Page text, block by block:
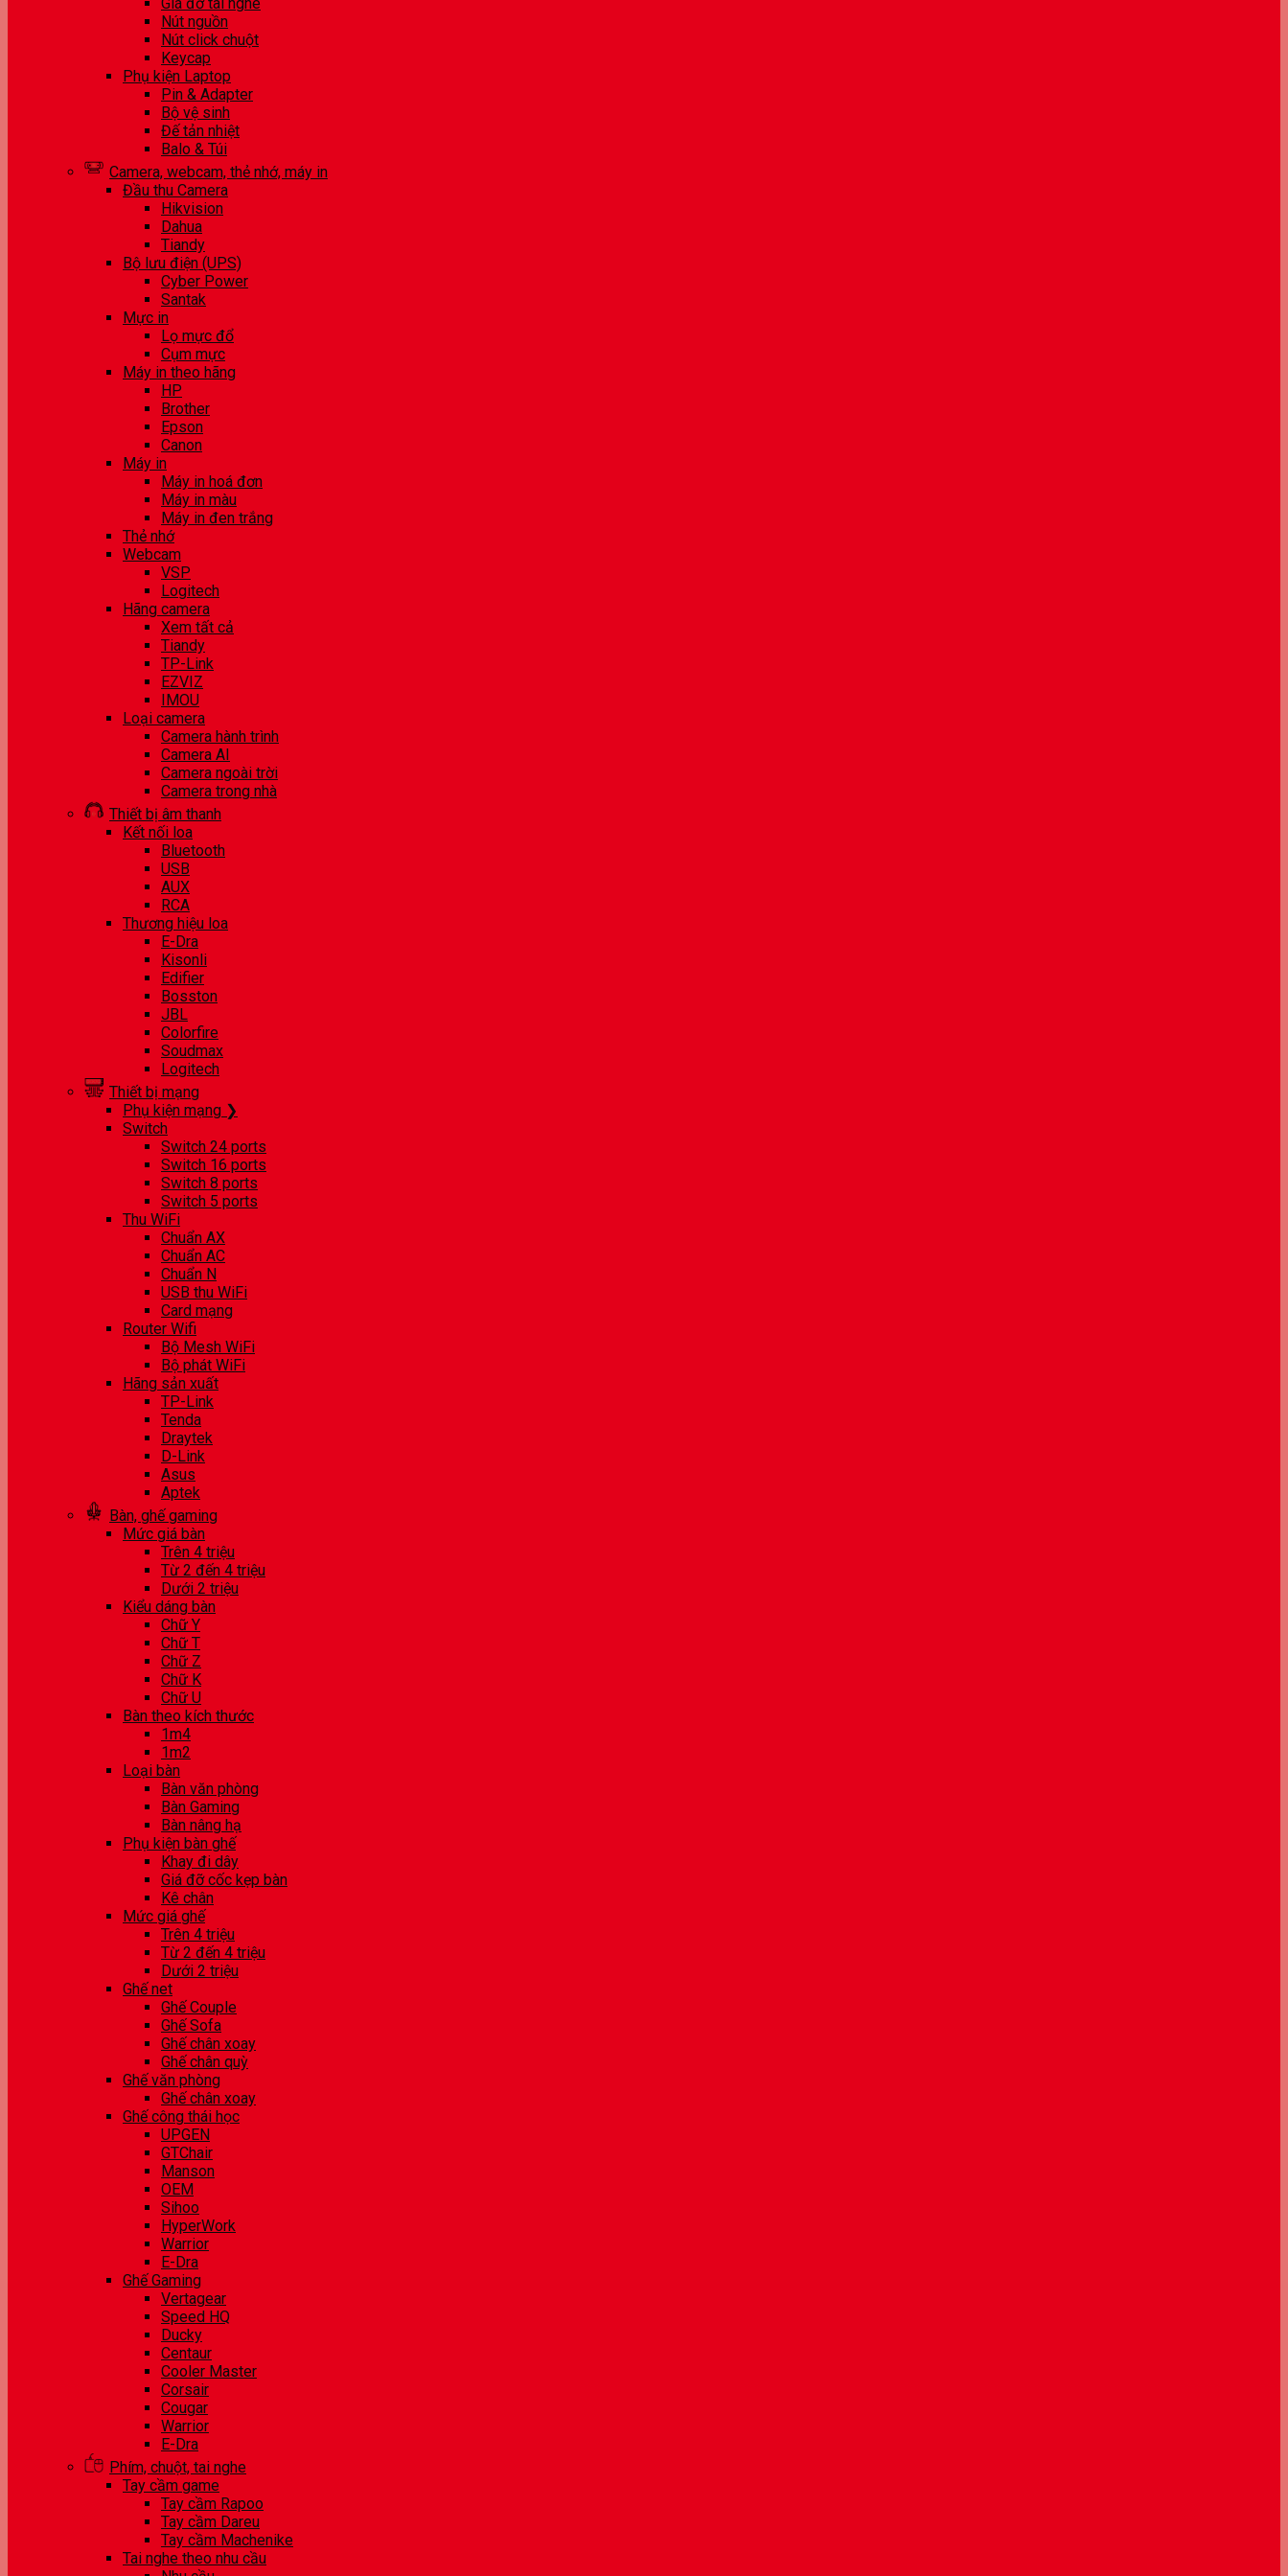
Nút nguồn
Nút click chuột
Keycap
Phụ kiện Laptop
Pin & Adapter
Bộ vệ sinh
Đế tản nhiệt
Balo & Túi
Camera, webcam, thẻ nhớ, máy in
Đầu thu Camera
Hikvision
Dahua
Tiandy
Bộ lưu điện (UPS)
Cyber Power
Santak
Mực in
Lọ mực đổ
Cụm mực
Máy in theo hãng
HP
Brother
Epson
Canon
Máy in
Máy in hoá đơn
Máy in màu
Máy in đen trắng
Thẻ nhớ
Webcam
VSP
Logitech
Hãng camera
Xem tất cả
Tiandy
TP-Link
EZVIZ
IMOU
Loại camera
Camera hành trình
Camera AI
Camera ngoài trời
Camera trong nhà
Thiết bị âm thanh
Kết nối loa
Bluetooth
USB
AUX
RCA
Thương hiệu loa
E-Dra
Kisonli
Edifier
Bosston
JBL
Colorfire
Soudmax
Logitech
Thiết bị mạng
Phụ kiện mạng ❯
Switch
Switch 24 ports
Switch 16 ports
Switch 8 ports
Switch 5 ports
Thu WiFi
Chuẩn AX
Chuẩn AC
Chuẩn N
USB thu WiFi
Card mạng
Router Wifi
Bộ Mesh WiFi
Bộ phát WiFi
Hãng sản xuất
TP-Link
Tenda
Draytek
D-Link
Asus
Aptek
Bàn, ghế gaming
Mức giá bàn
Trên 4 triệu
Từ 2 đến 4 triệu
Dưới 2 triệu
Kiểu dáng bàn
Chữ Y
Chữ T
Chữ Z
Chữ K
Chữ U
Bàn theo kích thước
1m4
1m2
Loại bàn
Bàn văn phòng
Bàn Gaming
Bàn nâng hạ
Phụ kiện bàn ghế
Khay đi dây
Giá đỡ cốc kẹp bàn
Kê chân
Mức giá ghế
Trên 4 triệu
Từ 2 đến 4 triệu
Dưới 2 triệu
Ghế net
Ghế Couple
Ghế Sofa
Ghế chân xoay
Ghế chân quỳ
Ghế văn phòng
Ghế chân xoay
Ghế công thái học
UPGEN
GTChair
Manson
OEM
Sihoo
HyperWork
Warrior
E-Dra
Ghế Gaming
Vertagear
Speed HQ
Ducky
Centaur
Cooler Master
Corsair
Cougar
Warrior
E-Dra
Phím, chuột, tai nghe
Tay cầm game
Tay cầm Rapoo
Tay cầm Dareu
Tay cầm Machenike
Tai nghe theo nhu cầu